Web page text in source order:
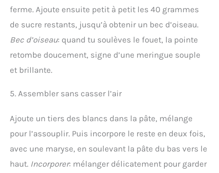
ferme. Ajoute ensuite petit à petit les 40 grammes
de sucre restants, jusqu’à obtenir un bec d’oiseau.
Bec d’oiseau: quand tu soulèves le fouet, la pointe
retombe doucement, signe d’une meringue souple
et brillante.
5. Assembler sans casser l’air
Ajoute un tiers des blancs dans la pâte, mélange
pour l’assouplir. Puis incorpore le reste en deux fois,
avec une maryse, en soulevant la pâte du bas vers le
haut. Incorporer: mélanger délicatement pour garder